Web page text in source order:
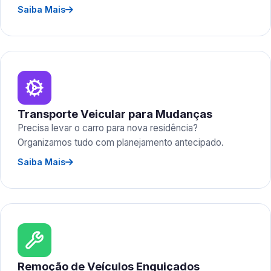
Saiba Mais
Transporte Veicular para Mudanças
Precisa levar o carro para nova residência?
Organizamos tudo com planejamento antecipado.
Saiba Mais
Remoção de Veículos Enguiçados